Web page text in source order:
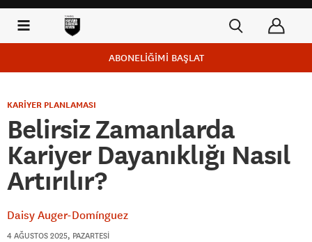
ABONELİĞİMİ BAŞLAT
KARİYER PLANLAMASI
Belirsiz Zamanlarda
Kariyer Dayanıklığı Nasıl
Artırılır?
Daisy Auger-Domínguez
4 AĞUSTOS 2025, PAZARTESI